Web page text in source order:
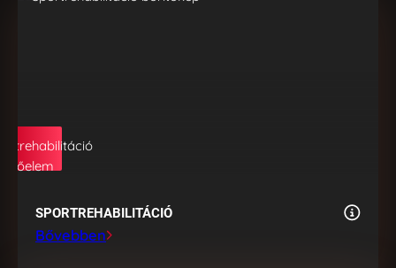
SPORTREHABILITÁCIÓ
Bővebben